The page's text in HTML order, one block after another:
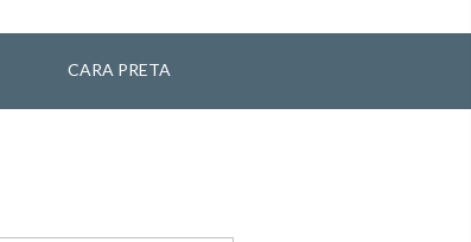
CARA PRETA